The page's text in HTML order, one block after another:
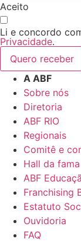
Aceito
Li e concordo
Privacidade.
Quero receber
A ABF
Sobre nós
Diretoria
ABF RIO
Regionais
Comitê e
Hall da fama
ABF
Franchising
Estatuto
Ouvidoria
FAQ